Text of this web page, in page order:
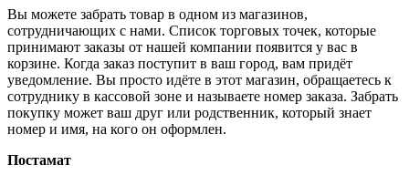
Вы можете забрать товар в одном из магазинов,
сотрудничающих с нами. Список торговых точек, которые
принимают заказы от нашей компании появится у вас в
корзине. Когда заказ поступит в ваш город, вам придёт
уведомление. Вы просто идёте в этот магазин, обращаетесь к
сотруднику в кассовой зоне и называете номер заказа. Забрать
покупку может ваш друг или родственник, который знает
номер и имя, на кого он оформлен.
Постамат